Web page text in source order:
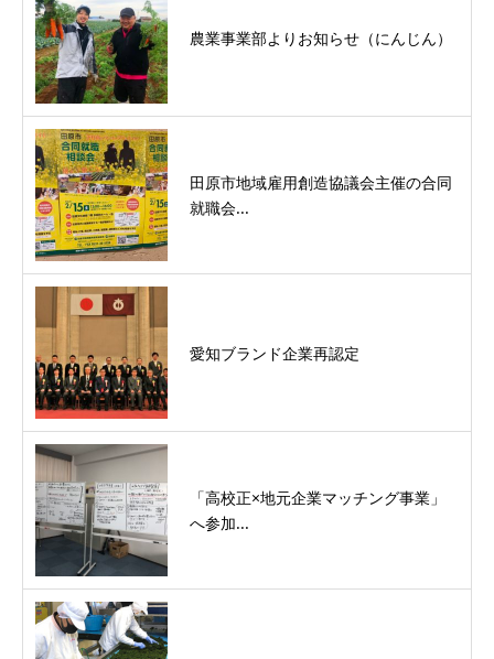
農業事業部よりお知らせ（にんじん）
田原市地域雇用創造協議会主催の合同
就職会...
愛知ブランド企業再認定
「高校正×地元企業マッチング事業」
へ参加...